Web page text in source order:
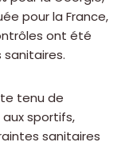
pour la France,
ont été
tenu de
sportifs,
sanitaires